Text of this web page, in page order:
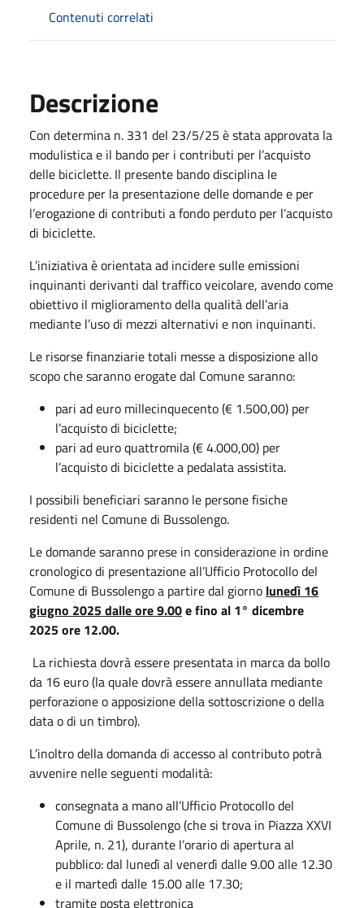
Contenuti correlati
Descrizione
Con determina n. 331 del 23/5/25 è stata approvata la
modulistica e il bando per i contributi per l’acquisto
delle biciclette. Il presente bando disciplina le
procedure per la presentazione delle domande e per
l’erogazione di contributi a fondo perduto per l’acquisto
di biciclette.
L’iniziativa è orientata ad incidere sulle emissioni
inquinanti derivanti dal traffico veicolare, avendo come
obiettivo il miglioramento della qualità dell’aria
mediante l’uso di mezzi alternativi e non inquinanti.
Le risorse finanziarie totali messe a disposizione allo
scopo che saranno erogate dal Comune saranno:
pari ad euro millecinquecento (€ 1.500,00) per
l’acquisto di biciclette;
pari ad euro quattromila (€ 4.000,00) per
l’acquisto di biciclette a pedalata assistita.
I possibili beneficiari saranno le persone fisiche
residenti nel Comune di Bussolengo.
Le domande saranno prese in considerazione in ordine
cronologico di presentazione all’Ufficio Protocollo del
Comune di Bussolengo a partire dal giorno lunedì 16
giugno 2025 dalle ore 9.00e fino al 1° dicembre
2025 ore 12.00.
La richiesta dovrà essere presentata in marca da bollo
da 16 euro (la quale dovrà essere annullata mediante
perforazione o apposizione della sottoscrizione o della
data o di un timbro).
L’inoltro della domanda di accesso al contributo potrà
avvenire nelle seguenti modalità:
consegnata a mano all’Ufficio Protocollo del
Comune di Bussolengo (che si trova in Piazza XXVI
Aprile, n. 21), durante l’orario di apertura al
pubblico: dal lunedì al venerdì dalle 9.00 alle 12.30
e il martedì dalle 15.00 alle 17.30;
tramite posta elettronica